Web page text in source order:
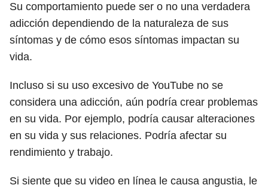
Su comportamiento puede ser o no una verdadera
adicción dependiendo de la naturaleza de sus
síntomas y de cómo esos síntomas impactan su
vida.
Incluso si su uso excesivo de YouTube no se
considera una adicción, aún podría crear problemas
en su vida. Por ejemplo, podría causar alteraciones
en su vida y sus relaciones. Podría afectar su
rendimiento y trabajo.
Si siente que su video en línea le causa angustia, le